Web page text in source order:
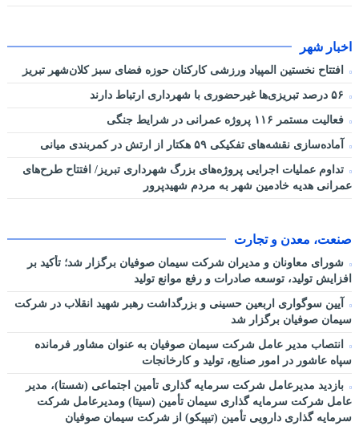
اخبار شهر
افتتاح نخستین المپیاد ورزشی کارکنان حوزه فضای سبز کلان‌شهر تبریز
فعالیت مستمر ۱۱۶ پروژه عمرانی در شرایط جنگی
آماده‌سازی نقشه‌های تفکیکی ۵۹ هکتار از ارتش در کمربندی میانی
تداوم عملیات اجرایی پروژه‌های بزرگ شهرداری تبریز/ افتتاح طرح‌های
عمرانی هدیه خادمین شهر به مردم شهیدپرور
صنعت، معدن و تجارت
شورای معاونان و مدیران شرکت سیمان صوفیان برگزار شد؛ تأکید بر
افزایش تولید، توسعه صادرات و رفع موانع تولید
آیین سوگواری اربعین حسینی و بزرگداشت رهبر شهید انقلاب در شرکت
سیمان صوفیان برگزار شد
انتصاب مدیر عامل شرکت سیمان صوفیان به عنوان مشاور فرمانده
سپاه عاشور در امور صنایع، تولید و کارخانجات
بازدید مدیرعامل شرکت سرمایه گذاری تأمین اجتماعی (شستا)، مدیر
عامل شرکت سرمایه گذاری سیمان تأمین (سیتا) ومدیرعامل شرکت
سرمایه گذاری دارویی تأمین (تیپیکو) از شرکت سیمان صوفیان